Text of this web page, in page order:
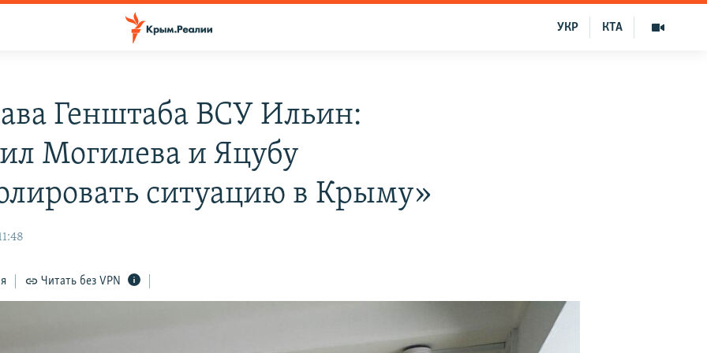
КТА
УКР
Генштаба ВСУ Ильин:
Могилева и Яцубу
ситуацию в Крыму»
Читать без VPN